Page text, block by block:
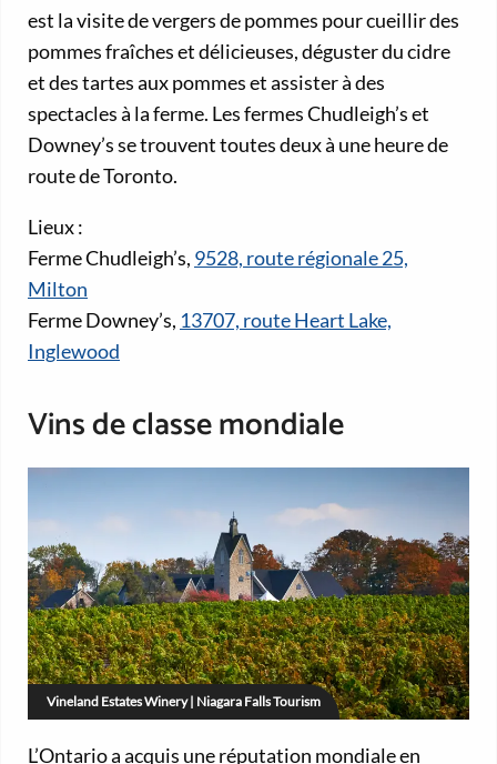
est la visite de vergers de pommes pour cueillir des
pommes fraîches et délicieuses, déguster du cidre
et des tartes aux pommes et assister à des
spectacles à la ferme. Les fermes Chudleigh’s et
Downey’s se trouvent toutes deux à une heure de
route de Toronto.
Lieux :
Ferme Chudleigh’s, 9528, route régionale 25,
Milton
Ferme Downey’s, 13707, route Heart Lake,
Inglewood
Vins de classe mondiale
Vineland Estates Winery | Niagara Falls Tourism
L’Ontario a acquis une réputation mondiale en